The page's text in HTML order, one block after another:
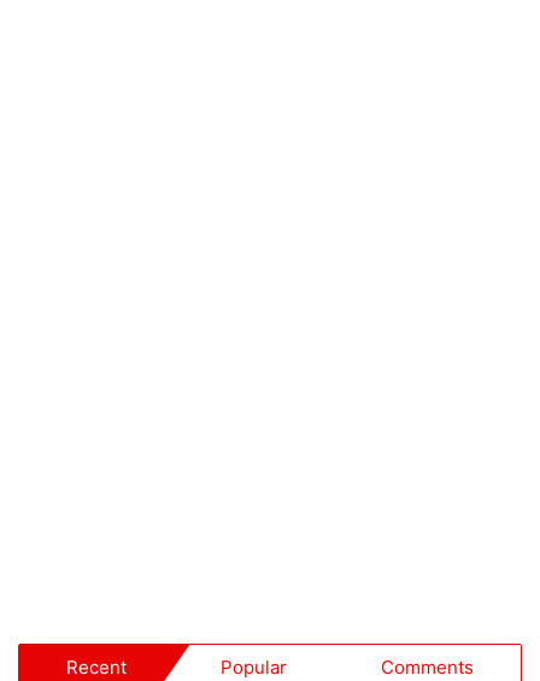
Recent Popular Comments